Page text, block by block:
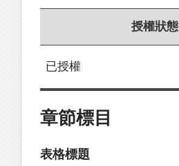
授權狀態
已授權
章節標目
表格標題